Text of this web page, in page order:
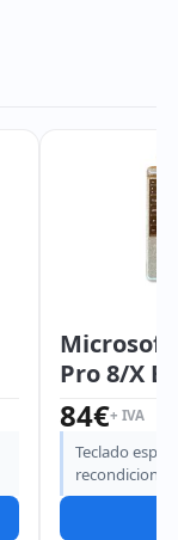
Microsoft
Pro 8/X
84€+ IVA
Teclado